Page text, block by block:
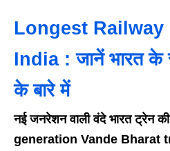
Longest Railway
India : जानें भारत
के बारे में
नई जनरेशन वाली वंदे भारत ट्रेन
generation Vande Bharat